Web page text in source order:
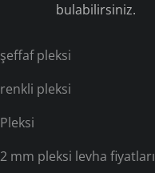
bulabilirsiniz.
şeffaf pleksi
renkli pleksi
Pleksi
2 mm pleksi levha fiyatları